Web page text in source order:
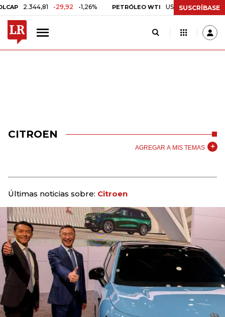
2.344,81 -29,92 -1,26% PETRÓLEO WTI US$ 75,09 -US$ 0,24
SUSCRÍBASE
CITROEN
AGREGAR A MIS TEMAS
Últimas noticias sobre: Citroen